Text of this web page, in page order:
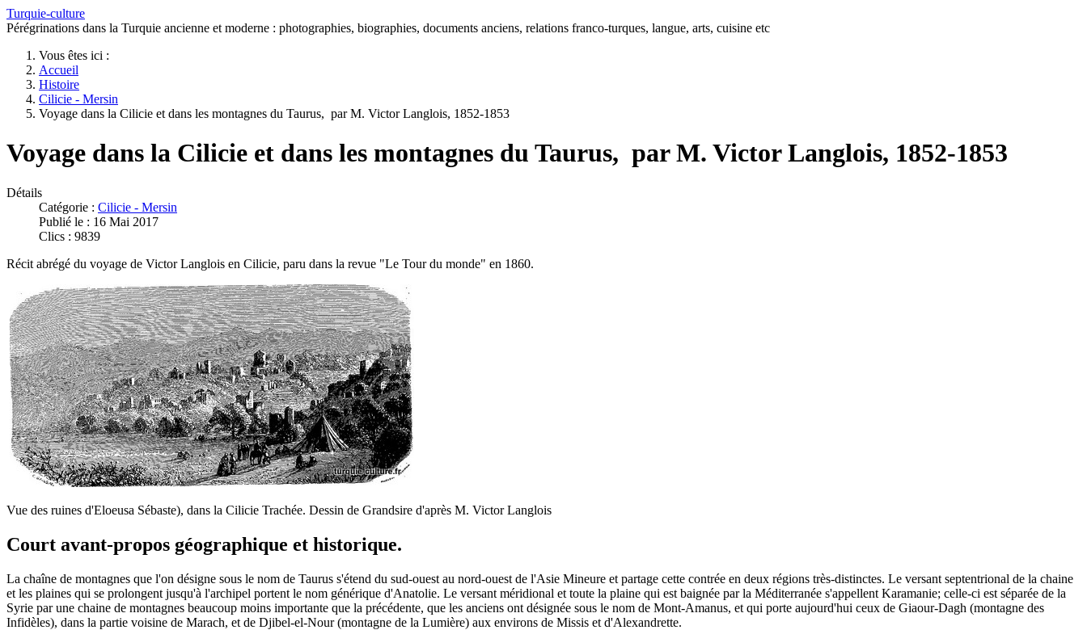
Turquie-culture
Pérégrinations dans la Turquie ancienne et moderne : photographies, biographies, documents anciens, relations franco-turques, langue, arts, cuisine etc
Vous êtes ici :
Accueil
Histoire
Cilicie - Mersin
Voyage dans la Cilicie et dans les montagnes du Taurus, par M. Victor Langlois, 1852-1853
Voyage dans la Cilicie et dans les montagnes du Taurus, par M. Victor Langlois, 1852-1853
Détails
Catégorie : Cilicie - Mersin
Publié le : 16 Mai 2017
Clics : 9839
Récit abrégé du voyage de Victor Langlois en Cilicie, paru dans la revue "Le Tour du monde" en 1860.
Vue des ruines d'Eloeusa Sébaste), dans la Cilicie Trachée. Dessin de Grandsire d'après M. Victor Langlois
Court avant-propos géographique et historique.
La chaîne de montagnes que l'on désigne sous le nom de Taurus s'étend du sud-ouest au nord-ouest de l'Asie Mineure et partage cette contrée en deux régions très-distinctes. Le versant septentrional de la chaine
et les plaines qui se prolongent jusqu'à l'archipel portent le nom générique d'Anatolie. Le versant méridional et toute la plaine qui est baignée par la Méditerranée s'appellent Karamanie; celle-ci est séparée de la
Syrie par une chaine de montagnes beaucoup moins importante que la précédente, que les anciens ont désignée sous le nom de Mont-Amanus, et qui porte aujourd'hui ceux de Giaour-Dagh (montagne des
Infidèles), dans la partie voisine de Marach, et de Djibel-el-Nour (montagne de la Lumière) aux environs de Missis et d'Alexandrette.